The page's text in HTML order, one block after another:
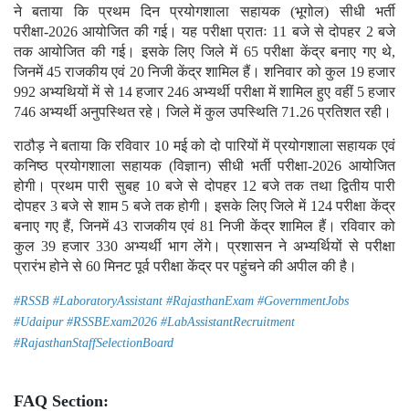
ने बताया कि प्रथम दिन प्रयोगशाला सहायक (भूगोल) सीधी भर्ती
परीक्षा-2026 आयोजित की गई। यह परीक्षा प्रातः 11 बजे से दोपहर 2 बजे
तक आयोजित की गई। इसके लिए जिले में 65 परीक्षा केंद्र बनाए गए थे,
जिनमें 45 राजकीय एवं 20 निजी केंद्र शामिल हैं। शनिवार को कुल 19 हजार
992 अभ्यथियों में से 14 हजार 246 अभ्यर्थी परीक्षा में शामिल हुए वहीं 5 हजार
746 अभ्यर्थी अनुपस्थित रहे। जिले में कुल उपस्थिति 71.26 प्रतिशत रही।
राठौड़ ने बताया कि रविवार 10 मई को दो पारियों में प्रयोगशाला सहायक एवं
कनिष्ठ प्रयोगशाला सहायक (विज्ञान) सीधी भर्ती परीक्षा-2026 आयोजित
होगी। प्रथम पारी सुबह 10 बजे से दोपहर 12 बजे तक तथा द्वितीय पारी
दोपहर 3 बजे से शाम 5 बजे तक होगी। इसके लिए जिले में 124 परीक्षा केंद्र
बनाए गए हैं, जिनमें 43 राजकीय एवं 81 निजी केंद्र शामिल हैं। रविवार को
कुल 39 हजार 330 अभ्यर्थी भाग लेंगे। प्रशासन ने अभ्यर्थियों से परीक्षा
प्रारंभ होने से 60 मिनट पूर्व परीक्षा केंद्र पर पहुंचने की अपील की है।
#RSSB #LaboratoryAssistant #RajasthanExam #GovernmentJobs
#Udaipur #RSSBExam2026 #LabAssistantRecruitment
#RajasthanStaffSelectionBoard
FAQ Section: